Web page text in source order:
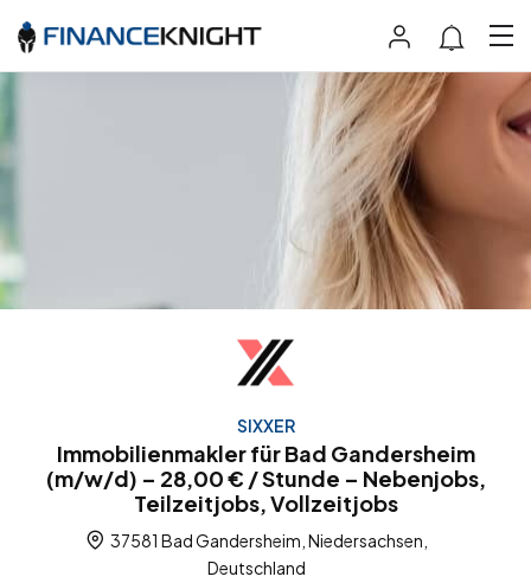
SIXXER
Immobilienmakler für Bad Gandersheim
(m/w/d) – 28,00 € / Stunde – Nebenjobs,
Teilzeitjobs, Vollzeitjobs
37581 Bad Gandersheim, Niedersachsen,
Deutschland